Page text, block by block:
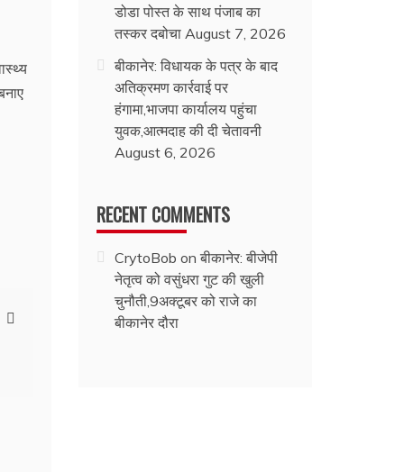
डोडा पोस्त के साथ पंजाब का
तस्कर दबोचा August 7, 2026
बीकानेर: विधायक के पत्र के बाद
अतिक्रमण कार्रवाई पर
हंगामा,भाजपा कार्यालय पहुंचा
युवक,आत्मदाह की दी चेतावनी
August 6, 2026
RECENT COMMENTS
CrytoBob onबीकानेर: बीजेपी
नेतृत्व को वसुंधरा गुट की खुली
चुनौती,9अक्टूबर को राजे का
बीकानेर दौरा